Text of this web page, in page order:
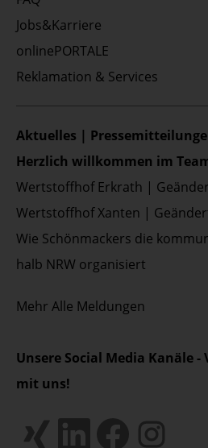
Jobs&Karriere
onlinePORTALE
Reklamation & Services
Aktuelles |
Herzlich willkommen im
Wertstoffhof Erkrath |
Wertstoffhof Xanten |
Wie Schönmackers die
halb NRW organisiert
Mehr Alle Meldungen
Unsere Social Media Kanäle -
mit uns!